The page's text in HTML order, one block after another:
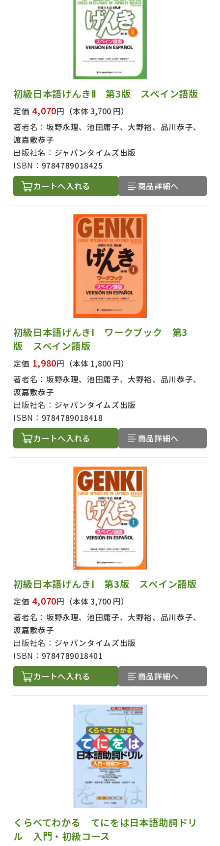
初級日本語げんきⅡ 第3版 スペイン語版
定価 4,070円 （本体 3,700 円）
著者名： 坂野永理、池田庸子、大野裕、品川恭子、
渡嘉敷恭子
出版社名： ジャパンタイムズ出版
ISBN： 9784789018425
カートへ入れる 商品詳細へ
初級日本語げんきⅠ ワークブック 第3
版 スペイン語版
定価 1,980円 （本体 1,800 円）
著者名： 坂野永理、池田庸子、大野裕、品川恭子、
渡嘉敷恭子
出版社名： ジャパンタイムズ出版
ISBN： 9784789018418
カートへ入れる 商品詳細へ
初級日本語げんきⅠ 第3版 スペイン語版
定価 4,070円 （本体 3,700 円）
著者名： 坂野永理、池田庸子、大野裕、品川恭子、
渡嘉敷恭子
出版社名： ジャパンタイムズ出版
ISBN： 9784789018401
カートへ入れる 商品詳細へ
くらべてわかる てにをは日本語助詞ドリ
ル 入門・初級コース